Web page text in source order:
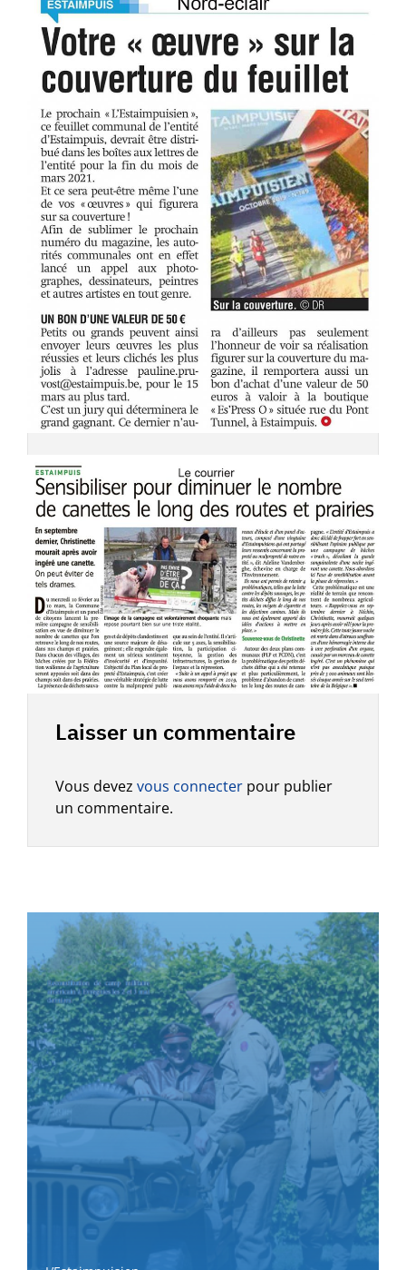
Laisser un commentaire
Vous devez vous connecter pour publier
un commentaire.